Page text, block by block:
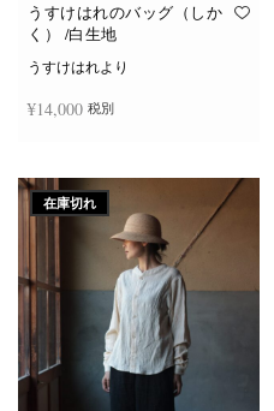
うすけはれのバッグ（しか
く） /白生地
うすけはれより
¥14,000 税別
在庫切れ